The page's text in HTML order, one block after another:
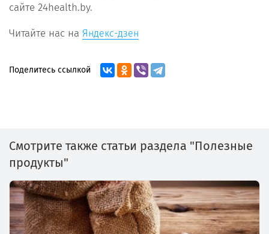
сайте 24health.by.
Читайте нас на Яндекс-дзен
Поделитесь ссылкой
Смотрите также статьи раздела "Полезные
продукты"